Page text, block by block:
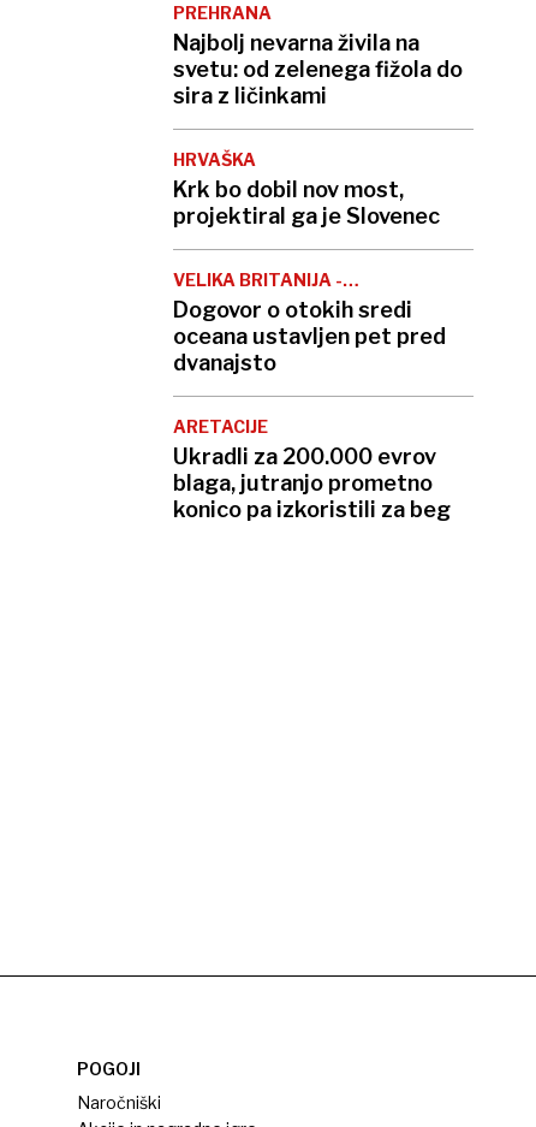
PREHRANA
Najbolj nevarna živila na
svetu: od zelenega fižola do
sira z ličinkami
HRVAŠKA
Krk bo dobil nov most,
projektiral ga je Slovenec
VELIKA BRITANIJA -
MAVRICIJ
Dogovor o otokih sredi
oceana ustavljen pet pred
dvanajsto
ARETACIJE
Ukradli za 200.000 evrov
blaga, jutranjo prometno
konico pa izkoristili za beg
POGOJI
Naročniški